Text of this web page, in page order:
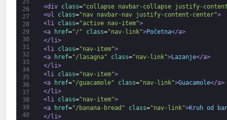
25
26
27
28
29
30
31
32
33
34
35
36
37
38
39
40
<div class="collapse navbar-collapse justify-
<ul
class="nav navbar-nav justify-content-center">
<li class="active nav-item">
<a
href="/" class="nav-link">Početna</a>
</li>
<li
class="nav-item">
<a
href="/lasagna" class="nav-link">Lazanje</a>
</li>
<li class="nav-item">
<a
href="/guacamole" class="nav-link">Guacamole</a>
</li>
<li class="nav-item">
<a
href="/banana-bread" class="nav-link">Kruh od
</li>